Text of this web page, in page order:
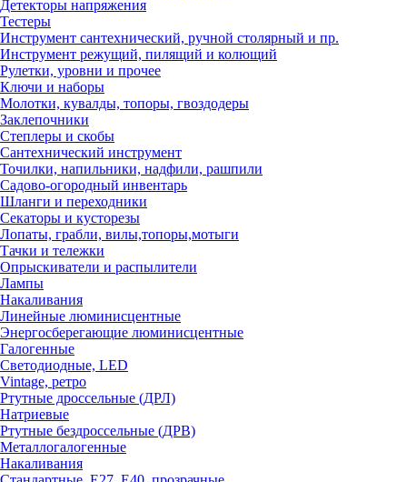
Детекторы напряжения
Тестеры
Инструмент сантехнический, ручной столярный и пр.
Инструмент режущий, пилящий и колющий
Рулетки, уровни и прочее
Ключи и наборы
Молотки, кувалды, топоры, гвоздодеры
Заклепочники
Степлеры и скобы
Сантехнический инструмент
Точилки, напильники, надфили, рашпили
Садово-огородный инвентарь
Шланги и переходники
Секаторы и кусторезы
Лопаты, грабли, вилы,топоры,мотыги
Тачки и тележки
Опрыскиватели и распылители
Лампы
Накаливания
Линейные люминисцентные
Энергосберегающие люминисцентные
Галогенные
Светодиодные, LED
Vintage, ретро
Ртутные дроссельные (ДРЛ)
Натриевые
Ртутные бездроссельные (ДРВ)
Металлогалогенные
Накаливания